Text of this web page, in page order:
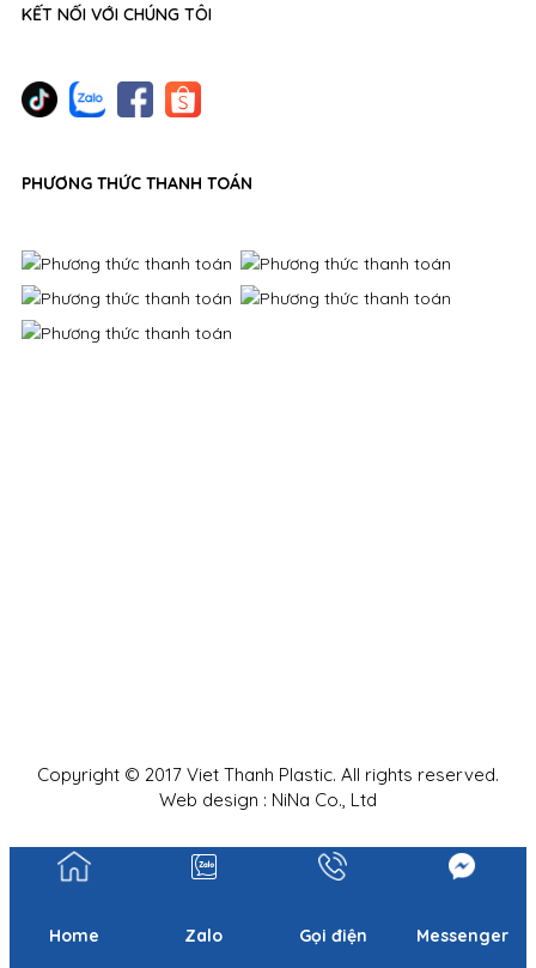
KẾT NỐI VỚI CHÚNG TÔI
PHƯƠNG THỨC THANH TOÁN
Copyright © 2017 Viet Thanh Plastic. All rights reserved.
Web design : NiNa Co., Ltd
Home Gọi điện
Zalo Messenger